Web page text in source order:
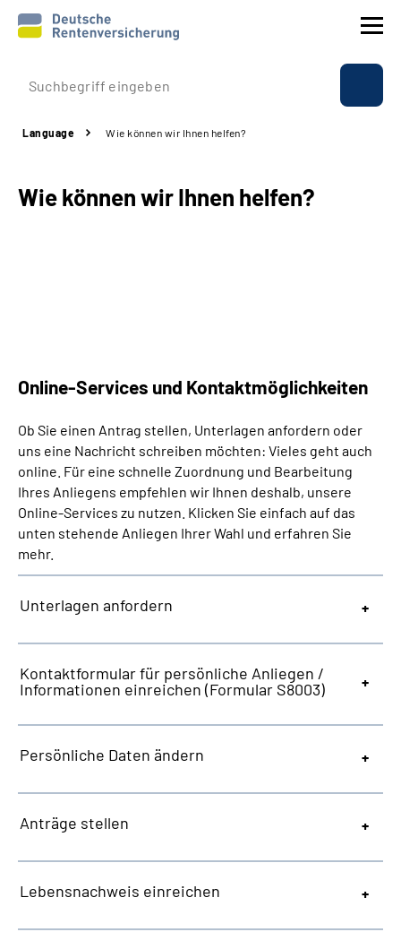
Company profile
Benefits
Language
Inhalte in Gebärdensprache (DGS)
Leichte Sprache
Language Wie können wir Ihnen helfen?
Wie können wir Ihnen helfen?
Online-Services und Kontaktmöglichkeiten
Ob Sie einen Antrag stellen, Unterlagen anfordern oder
uns eine Nachricht schreiben möchten: Vieles geht auch
online. Für eine schnelle Zuordnung und Bearbeitung
Ihres Anliegens empfehlen wir Ihnen deshalb, unsere
Online-Services zu nutzen. Klicken Sie einfach auf das
unten stehende Anliegen Ihrer Wahl und erfahren Sie
mehr.
Unterlagen anfordern
Kontaktformular für persönliche Anliegen /
Informationen einreichen (Formular S8003)
Persönliche Daten ändern
Anträge stellen
Lebensnachweis einreichen